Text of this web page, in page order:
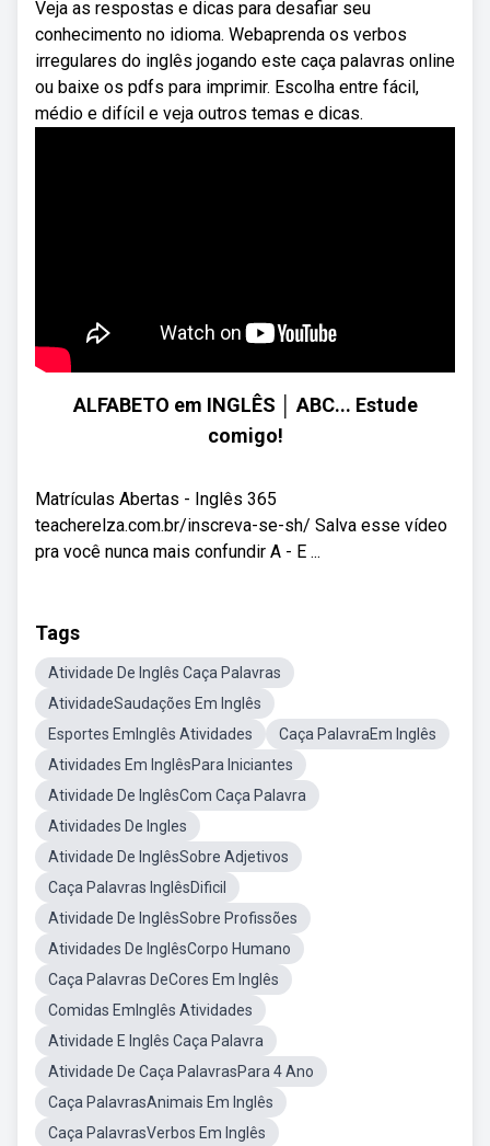
Veja as respostas e dicas para desafiar seu
conhecimento no idioma. Webaprenda os verbos
irregulares do inglês jogando este caça palavras online
ou baixe os pdfs para imprimir. Escolha entre fácil,
médio e difícil e veja outros temas e dicas.
ALFABETO em INGLÊS │ ABC... Estude
comigo!
Matrículas Abertas - Inglês 365
teacherelza.com.br/inscreva-se-sh/ Salva esse vídeo
pra você nunca mais confundir A - E ...
Tags
Atividade De Inglês Caça Palavras
AtividadeSaudações Em Inglês
Esportes EmInglês Atividades
Caça PalavraEm Inglês
Atividades Em InglêsPara Iniciantes
Atividade De InglêsCom Caça Palavra
Atividades De Ingles
Atividade De InglêsSobre Adjetivos
Caça Palavras InglêsDificil
Atividade De InglêsSobre Profissões
Atividades De InglêsCorpo Humano
Caça Palavras DeCores Em Inglês
Comidas EmInglês Atividades
Atividade E Inglês Caça Palavra
Atividade De Caça PalavrasPara 4 Ano
Caça PalavrasAnimais Em Inglês
Caça PalavrasVerbos Em Inglês